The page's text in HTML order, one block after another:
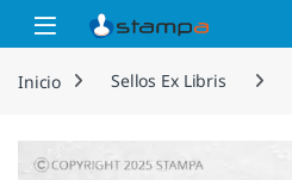
Saltar a la navegación
Saltar al contenido
Open
Inicio Sellos Ex Libris